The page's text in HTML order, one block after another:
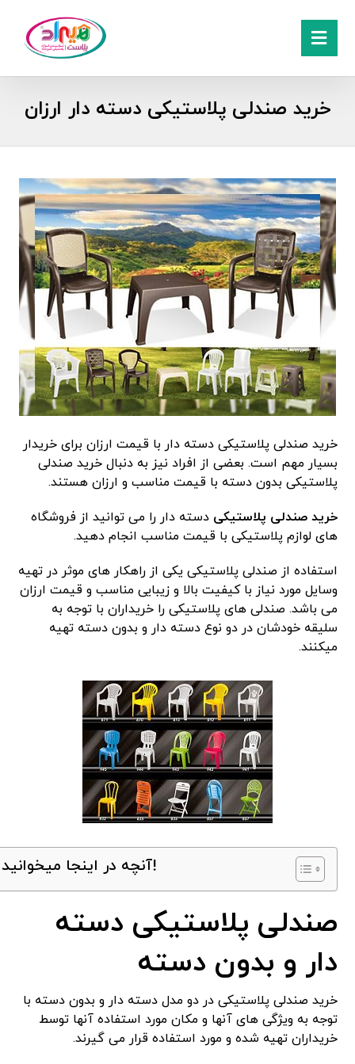
خرید صندلی پلاستیکی دسته دار ارزان
خرید صندلی پلاستیکی دسته دار با قیمت ارزان برای خریدار
بسیار مهم است. بعضی از افراد نیز به دنبال خرید صندلی
پلاستیکی بدون دسته با قیمت مناسب و ارزان هستند.
خرید صندلی پلاستیکی دسته دار را می توانید از فروشگاه
های لوازم پلاستیکی با قیمت مناسب انجام دهید.
استفاده از صندلی پلاستیکی یکی از راهکار های موثر در تهیه
وسایل مورد نیاز با کیفیت بالا و زیبایی مناسب و قیمت ارزان
می باشد. صندلی های پلاستیکی را خریداران با توجه به
سلیقه خودشان در دو نوع دسته دار و بدون دسته تهیه
میکنند.
آنچه در اینجا میخوانید!
صندلی پلاستیکی دسته
دار و بدون دسته
خرید صندلی پلاستیکی در دو مدل دسته دار و بدون دسته با
توجه به ویژگی های آنها و مکان مورد استفاده آنها توسط
خریداران تهیه شده و مورد استفاده قرار می گیرند.